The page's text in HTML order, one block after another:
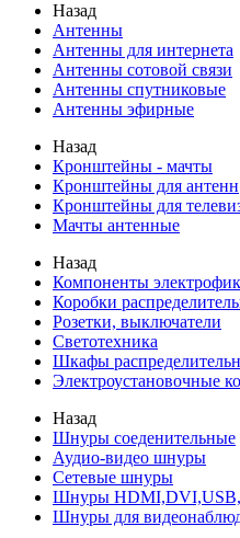
Назад
Антенны
Антенны для интернета
Антенны сотовой связи
Антенны спутниковые
Антенны эфирные
Назад
Кронштейны - мачты
Кронштейны для антенн
Кронштейны для
Мачты антенные
Назад
Компоненты
Коробки
Розетки, выключатели
Светотехника
Шкафы
Электроустановочные
Назад
Шнуры соеденительные
Аудио-видео шнуры
Сетевые шнуры
Шнуры
Шнуры для